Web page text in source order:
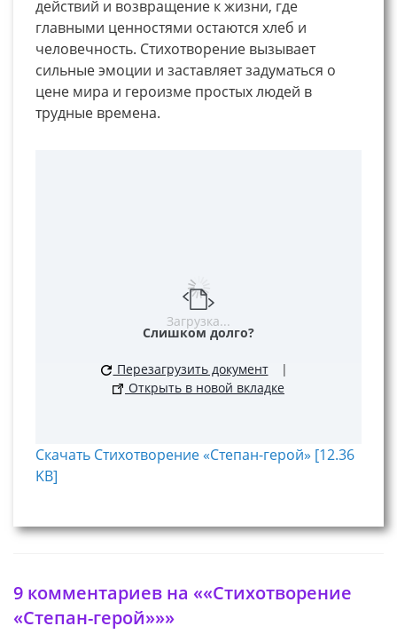
действий и возвращение к жизни, где
главными ценностями остаются хлеб и
человечность. Стихотворение вызывает
сильные эмоции и заставляет задуматься о
цене мира и героизме простых людей в
трудные времена.
Загрузка...
Слишком долго?
Перезагрузить документ
|
Открыть в новой вкладке
Скачать Стихотворение «Степан-герой» [12.36
KB]
9 комментариев на ««Стихотворение
«Степан-герой»»»